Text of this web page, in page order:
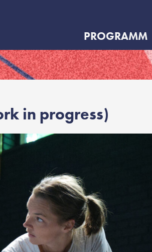
PROGRAMM
in progress)